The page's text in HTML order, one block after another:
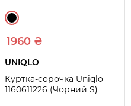
1960 ₴
UNIQLO
Куртка-сорочка Uniqlo
1160611226 (Чорний S)